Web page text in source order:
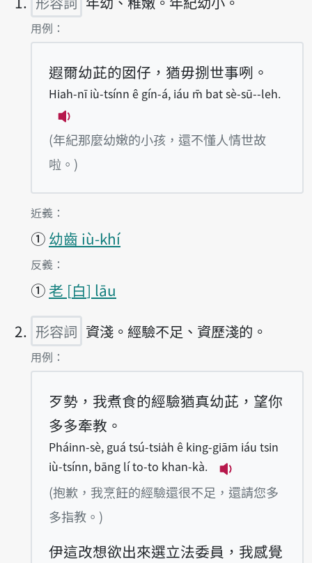
第1項釋義的
用例：
遐爾幼茈的囡仔，猶毋捌世事咧。
Hiah-nī iù-tsínn ê gín-á, iáu m̄ bat sè-sū--leh.
播放例句Hiah-nī iù-tsínn ê gín-á, iáu
(年紀那麼幼嫩的小孩，還不懂人情世故
啦。)
第1項釋義的
近義：
① 幼齒 iù-khí
第1項釋義的
反義：
① 老 白 lāu
形容詞 資淺。經驗不足、資歷淺的。
第2項釋義的
用例：
歹勢，我煮食的經驗猶真幼茈，望你
多多牽教。
Pháinn-sè, guá tsú-tsia̍h ê king-giām iáu tsin
iù-tsínn, bāng lí to-to khan-kà.
播放例句
(抱歉，我烹飪的經驗還很不足，還請您多
多指教。)
伊這改想欲出來選立法委員，我感覺